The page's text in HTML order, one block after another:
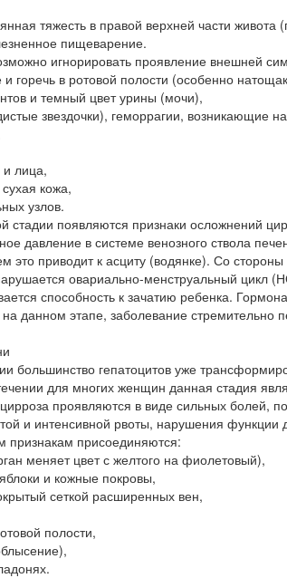
тяжесть в правой верхней части живота
пищеварение.
игнорировать проявление внешней
горечь в ротовой полости (особенно
и темный цвет урины (мочи),
звездочки), геморрагии, возникающие
и лица,
кожа,
узлов.
стадии появляются признаки осложнений
давление в системе венозного ствола
это приводит к асциту (водянке). Со
овариально-менструальный цикл
способность к зачатию ребенка.
данном этапе, заболевание
большинство гепатоцитов уже
для многих женщин данная стадия
проявляются в виде сильных болей,
и интенсивной рвоты, нарушения функции
присоединяются:
меняет цвет с желтого на фиолетовый),
и кожные покровы,
сеткой расширенных вен,
полости,